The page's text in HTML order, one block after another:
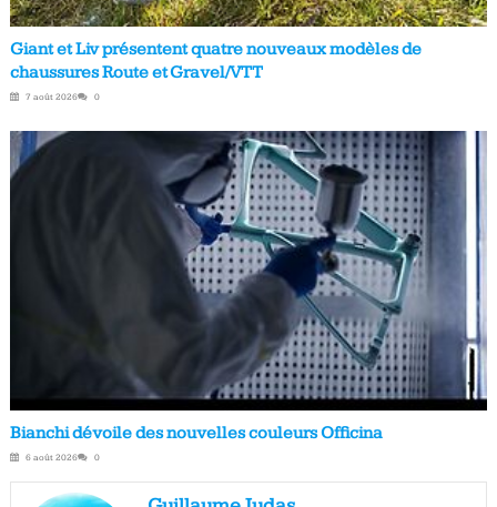
Giant et Liv présentent quatre nouveaux modèles de
chaussures Route et Gravel/VTT
7 août 2026 0
Bianchi dévoile des nouvelles couleurs Officina
6 août 2026 0